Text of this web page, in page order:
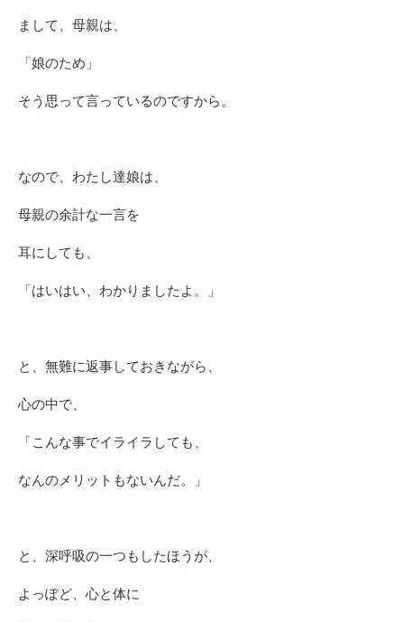
まして、母親は、
「娘のため」
そう思って言っているのですから。
なので、わたし達娘は、
母親の余計な一言を
耳にしても、
「はいはい、わかりましたよ。」
と、無難に返事しておきながら、
心の中で、
「こんな事でイライラしても、
なんのメリットもないんだ。」
と、深呼吸の一つもしたほうが、
よっぽど、心と体に